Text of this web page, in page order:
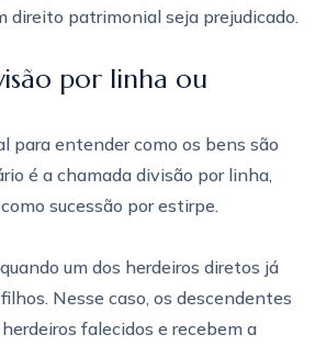
direito patrimonial seja prejudicado.
por linha ou
para entender como os bens são
é a chamada divisão por linha,
sucessão por estirpe.
um dos herdeiros diretos já
Nesse caso, os descendentes
falecidos e recebem a